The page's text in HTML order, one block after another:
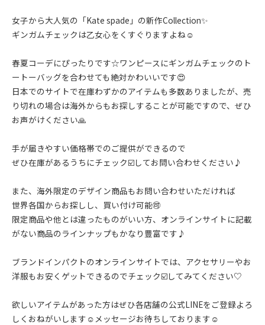
女子から大人気の「Kate spade」の新作Collection✨
ギンガムチェックは乙女心をくすぐりますよね☺️
春夏コーデにぴったりです☆ワンピースにギンガムチェックのト
ートーバッグを合わせても絶対かわいいです😍
日本でのサイトで在庫わずかのアイテムも多数ありましたが、売
り切れの場合は海外からもお探しすることが可能ですので、ぜひ
お声がけください🙏
手が届きやすい価格帯でのご提供ができるので
ぜひ在庫があるうちにチェック☑️してお問い合わせください♪
また、海外限定のデザイン商品もお問い合わせいただければ
世界各国からお探しし、買い付け可能🉑
限定商品や他とは違ったものがいい方、オンラインサイトに記載
がない商品のラインナップもかなり豊富です♪
ブランドインパクトのオンラインサイトでは、アクセサリーやお
洋服もお安くゲットできるのでチェック☑️してみてください♡
欲しいアイテムがあった方はぜひ各店舗の公式LINEをご登録よろ
しくおねがいします☺︎メッセージお待ちしております☺︎